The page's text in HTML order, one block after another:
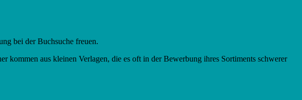
bei der Buchsuche freuen.
aus kleinen Verlagen, die es oft in der Bewerbung ihres Sortiments schwerer